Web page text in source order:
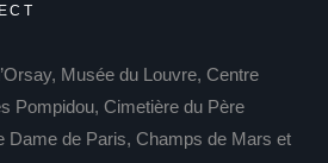
Musée du Louvre, Centre
Pompidou, Cimetière du Père
Dame de Paris, Champs de Mars et